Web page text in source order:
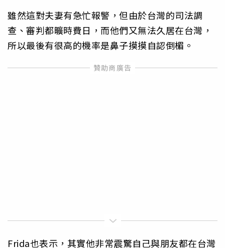
雖然這對夫妻有急忙報警，但由於台灣的司法調
查、審判都曠時費日，而他們又無法久居在台灣，
所以最後有很高的機率是鼻子摸摸自認倒楣。
Frida也表示，其實他非常震驚自己與朋友都在台灣